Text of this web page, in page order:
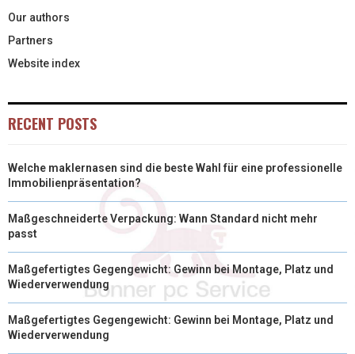
Our authors
Partners
Website index
RECENT POSTS
Welche maklernasen sind die beste Wahl für eine professionelle
Immobilienpräsentation?
Maßgeschneiderte Verpackung: Wann Standard nicht mehr
passt
Maßgefertigtes Gegengewicht: Gewinn bei Montage, Platz und
Wiederverwendung
Maßgefertigtes Gegengewicht: Gewinn bei Montage, Platz und
Wiederverwendung